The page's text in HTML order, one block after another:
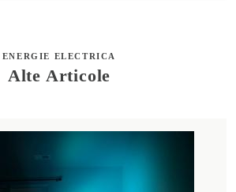
ENERGIE ELECTRICA
Alte Articole